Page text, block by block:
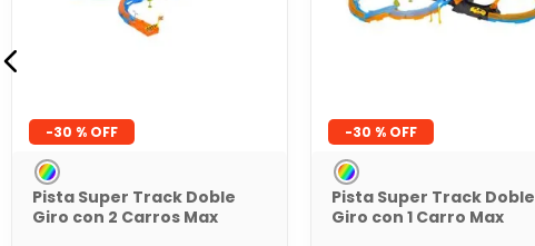
-30 %
Pista Super Track Doble
Giro con 2 Carros Max
-30 %
Pista Super Track Doble
Giro con 1 Carro Max